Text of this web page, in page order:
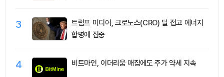
3
트럼프 미디어, 크로노스(CRO) 딜 접고 에너지
합병에 집중
4 비트마인, 이더리움 매집에도 주가 약세 지속